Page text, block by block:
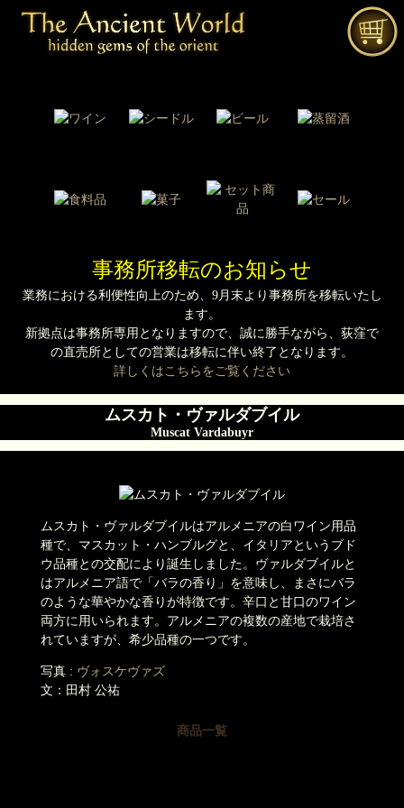
事務所移転のお知らせ
業務における利便性向上のため、9月末より事務所を移転いたし
ます。
新拠点は事務所専用となりますので、誠に勝手ながら、荻窪で
の直売所としての営業は移転に伴い終了となります。
詳しくはこちらをご覧ください
ムスカト・ヴァルダブイル
Muscat Vardabuyr
ムスカト・ヴァルダブイルはアルメニアの白ワイン用品
種で、マスカット・ハンブルグと、イタリアというブド
ウ品種との交配により誕生しました。ヴァルダブイルと
はアルメニア語で「バラの香り」を意味し、まさにバラ
のような華やかな香りが特徴です。辛口と甘口のワイン
両方に用いられます。アルメニアの複数の産地で栽培さ
れていますが、希少品種の一つです。
写真 : ヴォスケヴァズ
文：田村 公祐
商品一覧